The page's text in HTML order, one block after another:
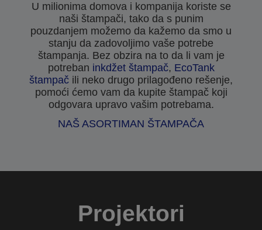
U milionima domova i kompanija koriste se
naši štampači, tako da s punim
pouzdanjem možemo da kažemo da smo u
stanju da zadovoljimo vaše potrebe
štampanja. Bez obzira na to da li vam je
potreban inkdžet štampač, EcoTank
štampač ili neko drugo prilagođeno rešenje,
pomoći ćemo vam da kupite štampač koji
odgovara upravo vašim potrebama.
NAŠ ASORTIMAN ŠTAMPAČA
Projektori